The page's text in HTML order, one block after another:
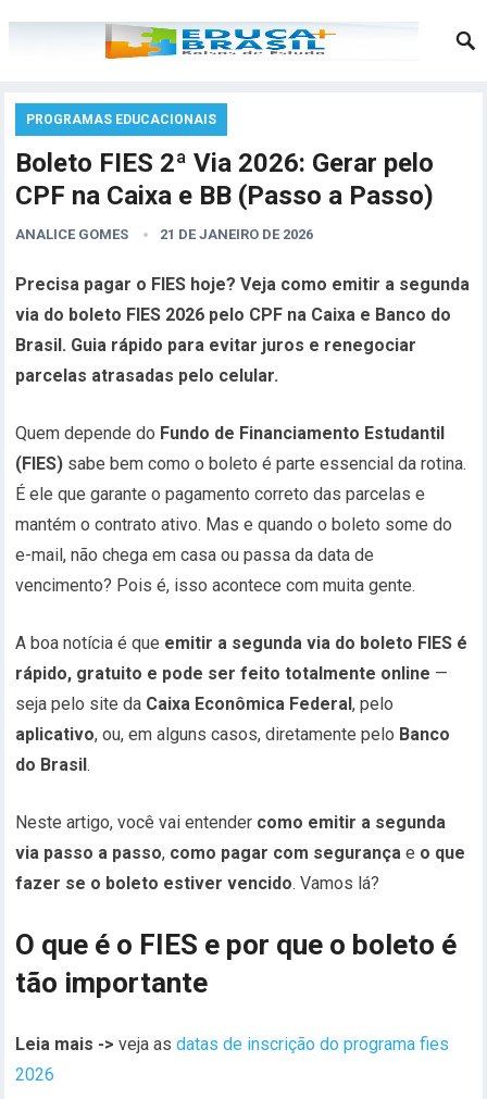
PROGRAMAS EDUCACIONAIS
Boleto FIES 2ª Via 2026: Gerar pelo
CPF na Caixa e BB (Passo a Passo)
ANALICE GOMES 21 DE JANEIRO DE 2026
Precisa pagar o FIES hoje? Veja como emitir a segunda
via do boleto FIES 2026 pelo CPF na Caixa e Banco do
Brasil. Guia rápido para evitar juros e renegociar
parcelas atrasadas pelo celular.
Quem depende do Fundo de Financiamento Estudantil
(FIES) sabe bem como o boleto é parte essencial da rotina.
É ele que garante o pagamento correto das parcelas e
mantém o contrato ativo. Mas e quando o boleto some do
e-mail, não chega em casa ou passa da data de
vencimento? Pois é, isso acontece com muita gente.
A boa notícia é que emitir a segunda via do boleto FIES é
rápido, gratuito e pode ser feito totalmente online —
seja pelo site da Caixa Econômica Federal, pelo
aplicativo, ou, em alguns casos, diretamente pelo Banco
do Brasil.
Neste artigo, você vai entender como emitir a segunda
via passo a passo, como pagar com segurança e o que
fazer se o boleto estiver vencido. Vamos lá?
O que é o FIES e por que o boleto é
tão importante
Leia mais -> veja asdatas de inscrição do programa fies
2026